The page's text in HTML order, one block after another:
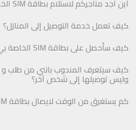
أين أجد متاجركم لاستلام بطاقة SIM الخاصة بي
كيف تعمل خدمة التوصيل إلى المنازل؟
كيف سأحصل على بطاقة SIM الخاصة بي؟
وليس توصيلها إلى شخص آخر؟
كم يستغرق من الوقت لايصال بطاقة SIM الخاصة بي؟